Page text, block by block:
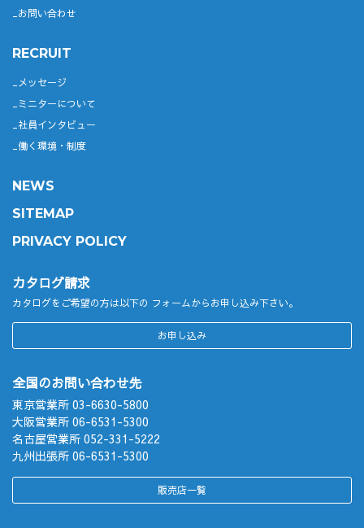
お問い合わせ
RECRUIT
メッセージ
ミニターについて
社員インタビュー
働く環境・制度
NEWS
SITEMAP
PRIVACY POLICY
カタログ請求
カタログをご希望の方は以下の フォームからお申し込み下さい。
お申し込み
全国のお問い合わせ先
東京営業所 03-6630-5800
大阪営業所 06-6531-5300
名古屋営業所 052-331-5222
九州出張所 06-6531-5300
販売店一覧